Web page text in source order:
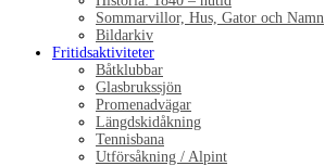
Sommarvillor, Hus, Gator och Namn
Bildarkiv
Fritidsaktiviteter
Båtklubbar
Glasbrukssjön
Promenadvägar
Längdskidåkning
Tennisbana
Utförsåkning / Alpint